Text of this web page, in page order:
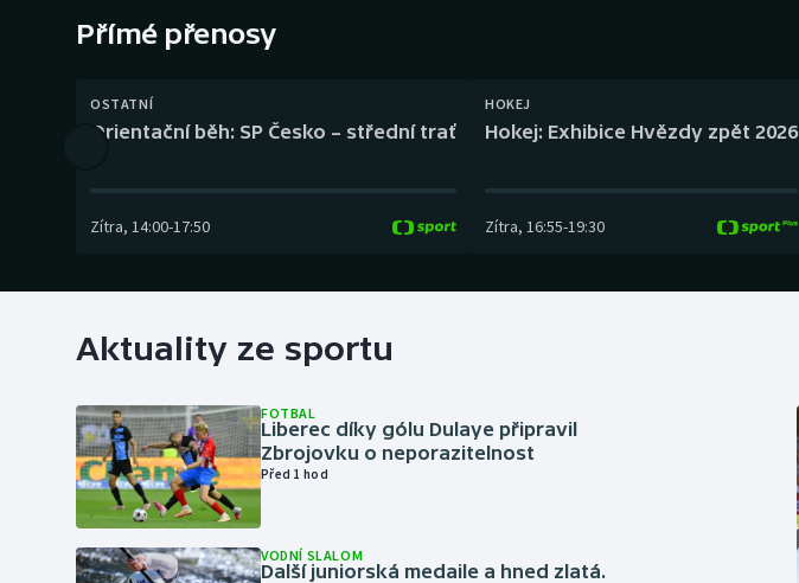
Florbal
Golf
Gymnastika
Olympijské hry
Plážový volejbal
Přímé přenosy
OSTATNÍ
Orientační běh: SP Česko – střední trať
Zítra, 14:00-17:50
HOKEJ
Hokej: Exhibice Hvězdy zpět 2026
Zítra, 16:55-19:30
Aktuality ze sportu
FOTBAL
Liberec díky gólu Dulaye připravil
Zbrojovku o neporazitelnost
Před 1 hod
VODNÍ SLALOM
Další juniorská medaile a hned zlatá.